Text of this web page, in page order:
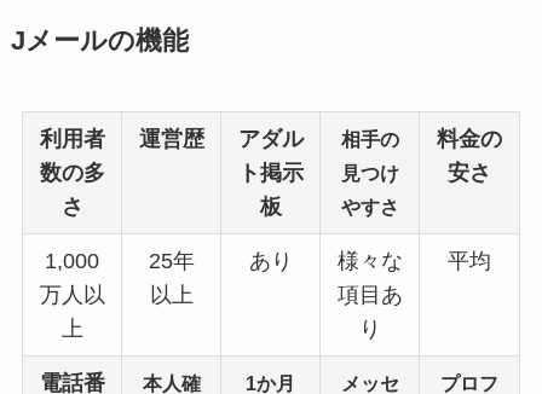
Jメールの機能
利用者
数の多
さ
運営歴
アダル
ト掲示
板
相手の
見つけ
やすさ
料金の
安さ
1,000
万人以
上
25年
以上
あり
様々な
項目あ
り
平均
電話番
本人確
1か月
メッセ
プロフ